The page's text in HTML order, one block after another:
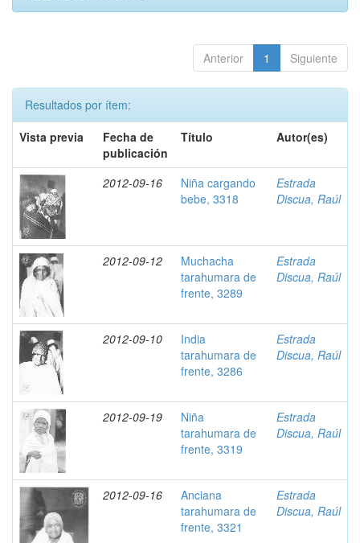
Anterior 1 Siguiente
Resultados por ítem:
Vista previa
Fecha de
publicación
Título Autor(es)
2012-09-16
Niña cargando
bebe, 3318
Estrada
Discua, Raúl
2012-09-12
Muchacha
tarahumara de
frente, 3289
Estrada
Discua, Raúl
2012-09-10
India
tarahumara de
frente, 3286
Estrada
Discua, Raúl
2012-09-19
Niña
tarahumara de
frente, 3319
Estrada
Discua, Raúl
2012-09-16
Anciana
tarahumara de
frente, 3321
Estrada
Discua, Raúl